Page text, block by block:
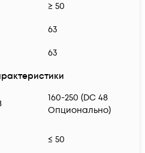
≥ 50
63
63
160-250 (DC 48
Опционально)
≤ 50